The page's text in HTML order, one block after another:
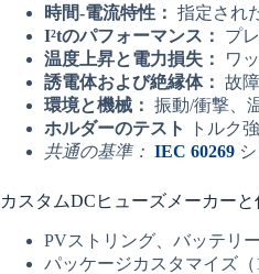
時間-電流特性： 指定され
I²tのパフォーマンス：
プ
温度上昇と電力損失：
ワ
誘電体および絶縁体： 故
環境と機械： 振動/衝撃、
ホルダーのテスト
トルク
共通の基準： IEC 60269
カスタムDCヒューズメーカー
PVストリング、バッテリ
パッケージカスタマイズ